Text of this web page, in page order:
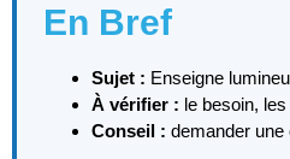
En Bref
Sujet : Enseigne
À vérifier : le besoin,
Conseil : demander une